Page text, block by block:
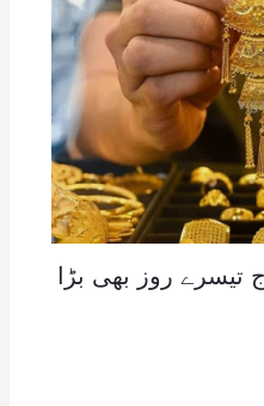
روز بھی بڑا